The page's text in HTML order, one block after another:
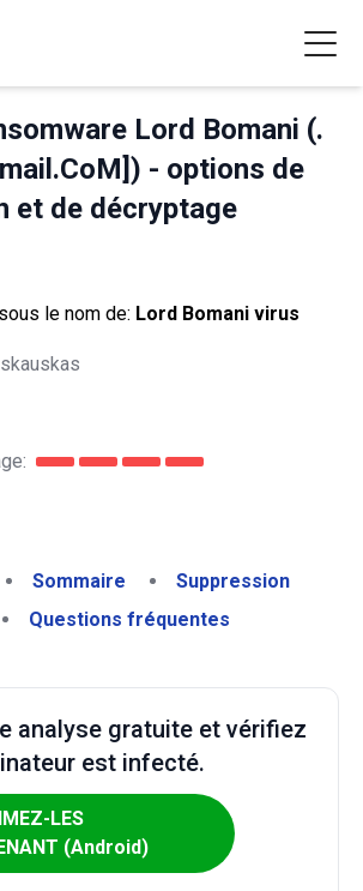
Lord Bomani (.
- options de
et de décryptage
le nom de: Lord Bomani virus
Sommaire
Suppression
Questions fréquentes
analyse gratuite et vérifiez
est infecté.
LES
(Android)